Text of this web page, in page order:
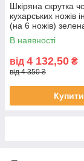
Шкіряна скрутка
кухарських ножів
(на 6 ножів)
В наявності
від 4 132,50 ₴
від 4 350 ₴
Купити